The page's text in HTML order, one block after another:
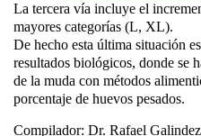
La tercera vía incluye el
mayores categorías (L, XL).
De hecho esta última situación
resultados biológicos, donde se
de la muda con métodos
porcentaje de huevos pesados.
Compilador: Dr. Rafael Galindez